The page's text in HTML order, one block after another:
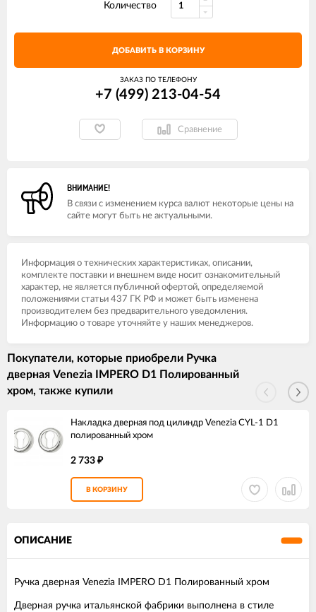
Количество
ДОБАВИТЬ В КОРЗИНУ
ЗАКАЗ ПО ТЕЛЕФОНУ
+7 (499) 213-04-54​
Сравнение
ВНИМАНИЕ!
В связи с изменением курса валют некоторые цены на
сайте могут быть не актуальными.
Информация о технических характеристиках, описании,
комплекте поставки и внешнем виде носит ознакомительный
характер, не является публичной офертой, определяемой
положениями статьи 437 ГК РФ и может быть изменена
производителем без предварительного уведомления.
Информацию о товаре уточняйте у наших менеджеров.
Покупатели, которые приобрели Ручка
дверная Venezia IMPERO D1 Полированный
хром, также купили
Накладка дверная под цилиндр Venezia CYL-1 D1
полированный хром
2 733 ₽
В КОРЗИНУ
ОПИСАНИЕ
Ручка дверная Venezia IMPERO D1 Полированный хром
Дверная ручка итальянской фабрики выполнена в стиле